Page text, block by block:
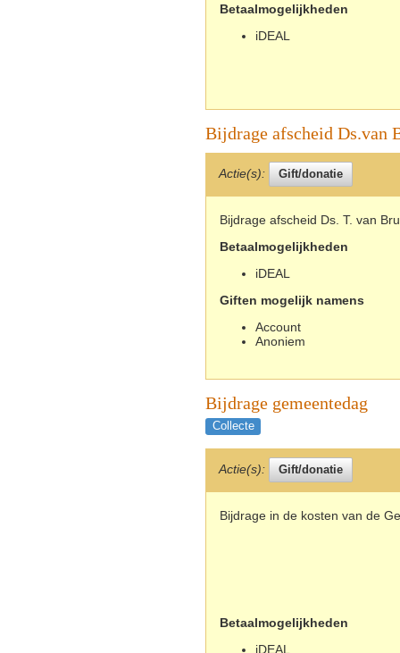
Betaalmogelijkheden
iDEAL
Bijdrage afscheid Ds.van
Actie(s):
Bijdrage afscheid Ds. T. van
Betaalmogelijkheden
iDEAL
Giften mogelijk namens
Account
Anoniem
Bijdrage gemeentedag
Collecte
Actie(s):
Bijdrage in de kosten van de
Betaalmogelijkheden
iDEAL